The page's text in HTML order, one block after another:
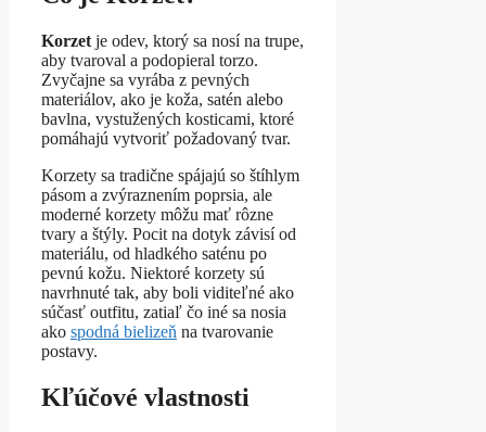
Korzet je odev, ktorý sa nosí na trupe,
aby tvaroval a podopieral torzo.
Zvyčajne sa vyrába z pevných
materiálov, ako je koža, satén alebo
bavlna, vystužených kosticami, ktoré
pomáhajú vytvoriť požadovaný tvar.
Korzety sa tradične spájajú so štíhlym
pásom a zvýraznením poprsia, ale
moderné korzety môžu mať rôzne
tvary a štýly. Pocit na dotyk závisí od
materiálu, od hladkého saténu po
pevnú kožu. Niektoré korzety sú
navrhnuté tak, aby boli viditeľné ako
súčasť outfitu, zatiaľ čo iné sa nosia
ako spodná bielizeň na tvarovanie
postavy.
Kľúčové vlastnosti